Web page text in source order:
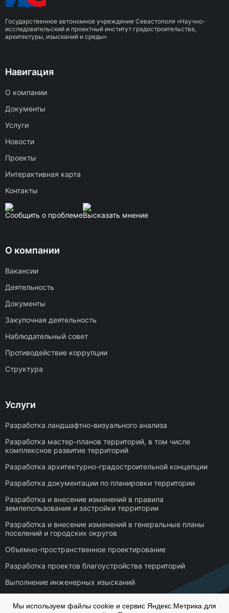
Государственное автономное учреждение Севастополя «Научно-
исследовательский и проектный институт градостроительства,
архитектуры, изысканий и среды»
Навигация
О компании
Документы
Услуги
Новости
Проекты
Интерактивная карта
Контакты
Сообщить о проблемеВысказать мнение
О компании
Вакансии
Деятельность
Документы
Закупочная деятельность
Наблюдательный совет
Противодействие коррупции
Структура
Услуги
Разработка ландшафтно-визуального анализа
Разработка мастер-планов территорий, в том числе
комплексное развитие территорий
Разработка архитектурно-градостроительной концепции
Разработка документации по планировки территории
Разработка и внесение изменений в правила
землепользования и застройки территории
Разработка и внесение изменений в генеральные планы
поселений и городских округов
Объемно-пространственное проектирование
Разработка проектов благоустройства территорий
Выполнение инженерных изысканий
Мы используем файлы cookie и сервис Яндекс.Метрика для